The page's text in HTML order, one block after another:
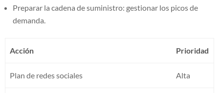
Preparar la cadena de suministro: gestionar los picos de
demanda.
Acción Prioridad
Plan de redes sociales Alta